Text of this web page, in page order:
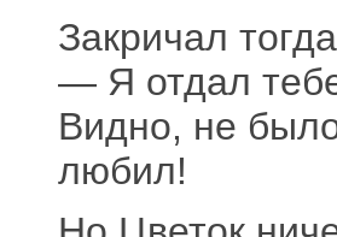
Закричал
— Я отдал
Видно, не
любил!